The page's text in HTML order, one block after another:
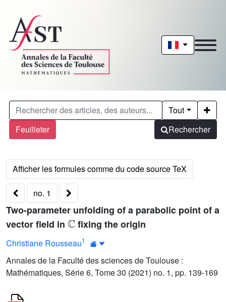
Feuilleter
Tout
Rechercher
no. 1
Two-parameter unfolding of a parabolic point of a
vector field in
ℂ
fixing the origin
Christiane Rousseau1
Annales de la Faculté des sciences de Toulouse :
Mathématiques, Série 6, Tome 30 (2021) no. 1, pp. 139-169